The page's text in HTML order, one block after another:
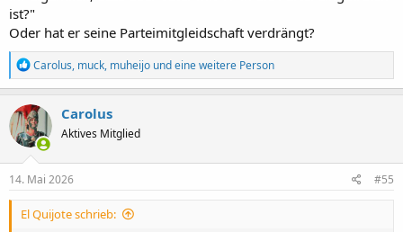
ist?"
Oder hat er seine Parteimitgleidschaft verdrängt?
R
e
a
k
t
i
o
n
e
:
Carolus, muck, muheijo und eine weitere Person
Carolus
Aktives Mitglied
14. Mai 2026 #55
El Quijote schrieb: